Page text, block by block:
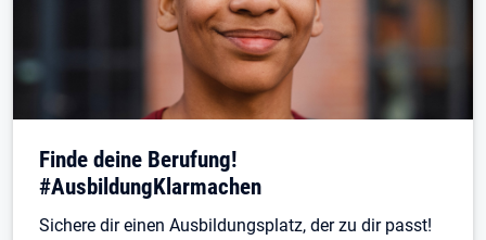
Finde deine Berufung!
#AusbildungKlarmachen
Sichere dir einen Ausbildungsplatz, der zu dir passt!